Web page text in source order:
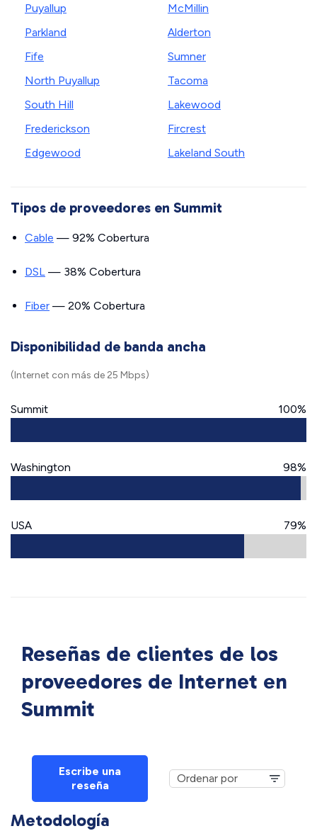
Puyallup
Parkland
Fife
North Puyallup
South Hill
Frederickson
Edgewood
McMillin
Alderton
Sumner
Tacoma
Lakewood
Fircrest
Lakeland South
Tipos de proveedores en Summit
Cable — 92% Cobertura
DSL — 38% Cobertura
Fiber — 20% Cobertura
Disponibilidad de banda ancha
(Internet con más de 25 Mbps)
Summit 100%
Washington 98%
USA 79%
Reseñas de clientes de los
proveedores de Internet en
Summit
Escribe una
reseña
Metodología